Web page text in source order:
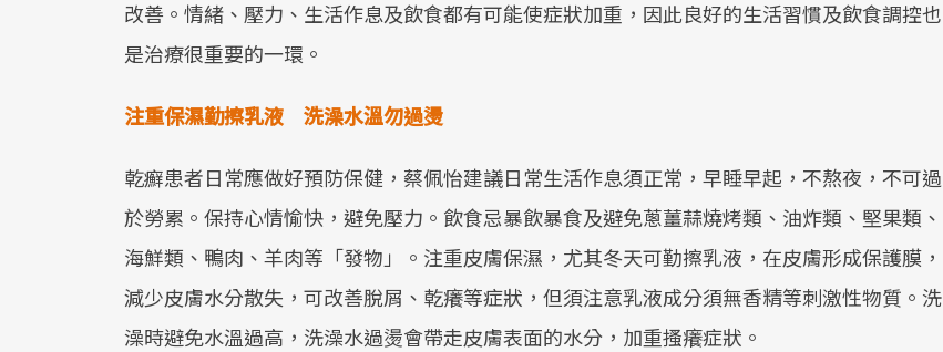
改善。情緒、壓力、生活作息及飲食都有可能使症狀加重，因此良好的生活習慣及飲食調控也
是治療很重要的一環。
注重保濕勤擦乳液 洗澡水溫勿過燙
乾癬患者日常應做好預防保健，蔡佩怡建議日常生活作息須正常，早睡早起，不熬夜，不可過
於勞累。保持心情愉快，避免壓力。飲食忌暴飲暴食及避免蔥薑蒜燒烤類、油炸類、堅果類、
海鮮類、鴨肉、羊肉等「發物」。注重皮膚保濕，尤其冬天可勤擦乳液，在皮膚形成保護膜，
減少皮膚水分散失，可改善脫屑、乾癢等症狀，但須注意乳液成分須無香精等刺激性物質。洗
澡時避免水溫過高，洗澡水過燙會帶走皮膚表面的水分，加重搔癢症狀。